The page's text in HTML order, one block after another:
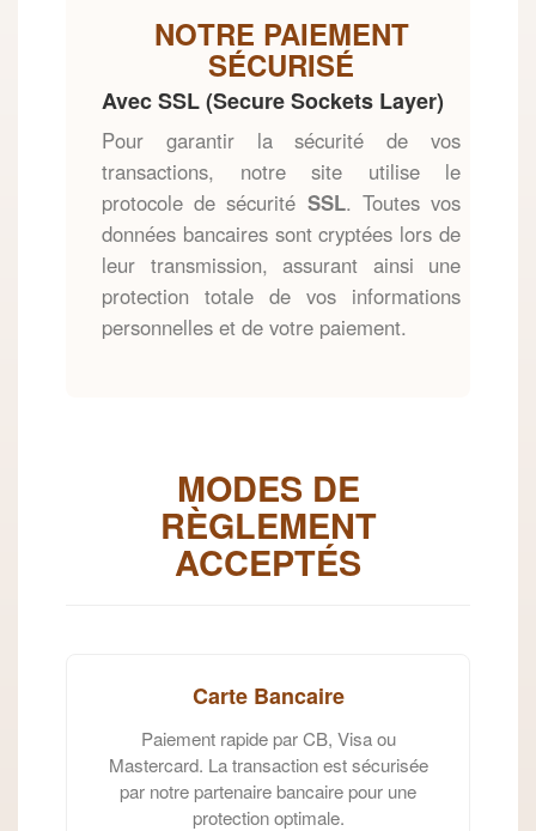
NOTRE PAIEMENT
SÉCURISÉ
Avec SSL (Secure Sockets Layer)
Pour garantir la sécurité de vos
transactions, notre site utilise le
protocole de sécurité SSL. Toutes vos
données bancaires sont cryptées lors de
leur transmission, assurant ainsi une
protection totale de vos informations
personnelles et de votre paiement.
MODES DE
RÈGLEMENT
ACCEPTÉS
Carte Bancaire
Paiement rapide par CB, Visa ou
Mastercard. La transaction est sécurisée
par notre partenaire bancaire pour une
protection optimale.